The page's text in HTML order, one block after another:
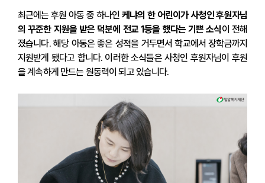
최근에는 후원 아동 중 하나인케냐의 한 어린이가 사청인 후원자님
의 꾸준한 지원을 받은 덕분에 전교 1등을 했다는 기쁜 소식이 전해
졌습니다. 해당 아동은 좋은 성적을 거두면서 학교에서 장학금까지
지원받게 됐다고 합니다. 이러한 소식들은 사청인 후원자님이 후원
을 계속하게 만드는 원동력이 되고 있습니다.